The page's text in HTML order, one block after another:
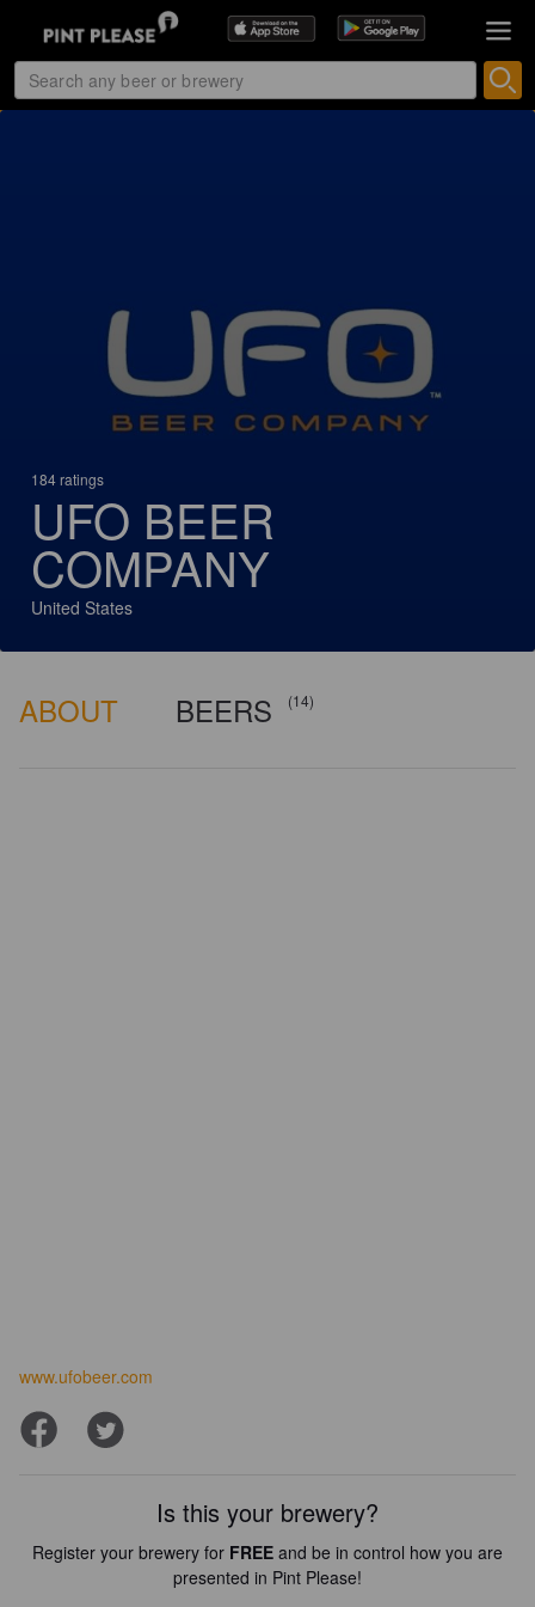
184 ratings
UFO BEER
COMPANY
United States
ABOUT BEERS (14)
www.ufobeer.com
Is this your brewery?
Register your brewery for FREE and be in control how you are
presented in Pint Please!